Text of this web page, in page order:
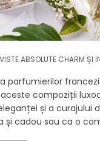
ABSOLUTE CHARM ȘI
parfumierilor
compoziții
și a curajului
și cadou sau ca o